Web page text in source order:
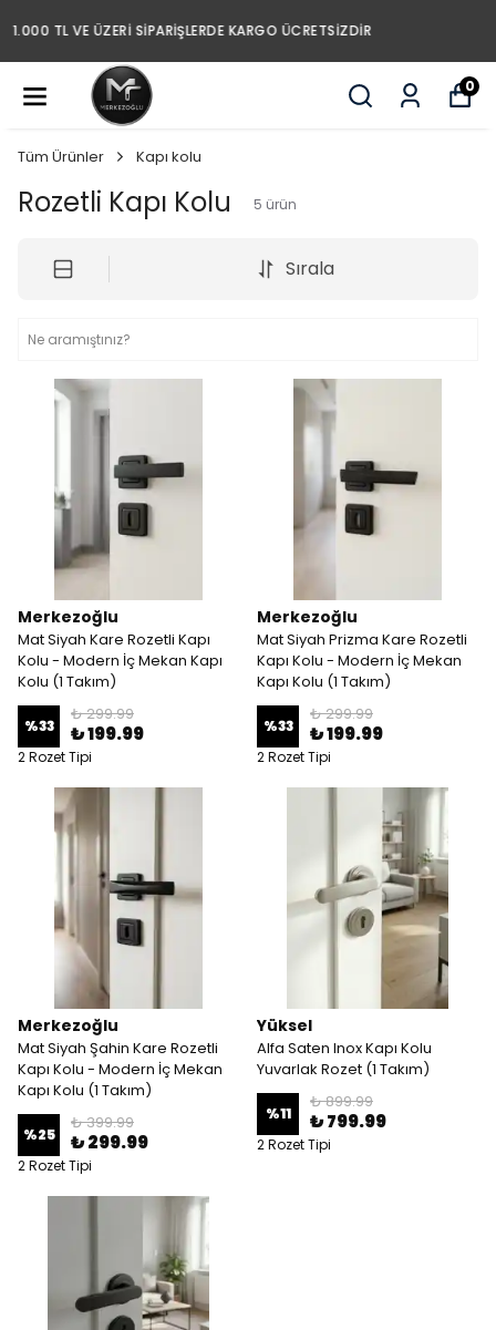
1.000 TL VE ÜZERI SIPARIŞLERDE KARGO ÜCRETSIZDIR
0
Tüm Ürünler Kapı kolu
Rozetli Kapı Kolu 5 ürün
Sırala
Merkezoğlu
Mat Siyah Kare Rozetli Kapı
Kolu - Modern İç Mekan Kapı
Kolu (1 Takım)
%33
₺ 299.99
₺ 199.99
2 Rozet Tipi
Merkezoğlu
Mat Siyah Prizma Kare Rozetli
Kapı Kolu - Modern İç Mekan
Kapı Kolu (1 Takım)
%33
₺ 299.99
₺ 199.99
2 Rozet Tipi
Merkezoğlu
Mat Siyah Şahin Kare Rozetli
Kapı Kolu - Modern İç Mekan
Kapı Kolu (1 Takım)
%25
₺ 399.99
₺ 299.99
2 Rozet Tipi
Yüksel
Alfa Saten Inox Kapı Kolu
Yuvarlak Rozet (1 Takım)
%11
₺ 899.99
₺ 799.99
2 Rozet Tipi